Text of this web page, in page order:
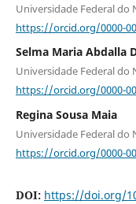
Universidade Federal do
https://orcid.org/0000-
Selma Maria Abdalla
Universidade Federal do
https://orcid.org/0000-
Regina Sousa Maia
Universidade Federal do
https://orcid.org/0000-
DOI: https://doi.org/